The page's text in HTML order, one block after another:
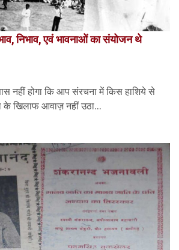
निभाव, एवं भावनाओं का संयोजन थे
नहीं होगा कि आप संरचना में किस हाशिये से
खिलाफ आवाज़ नहीं उठा...